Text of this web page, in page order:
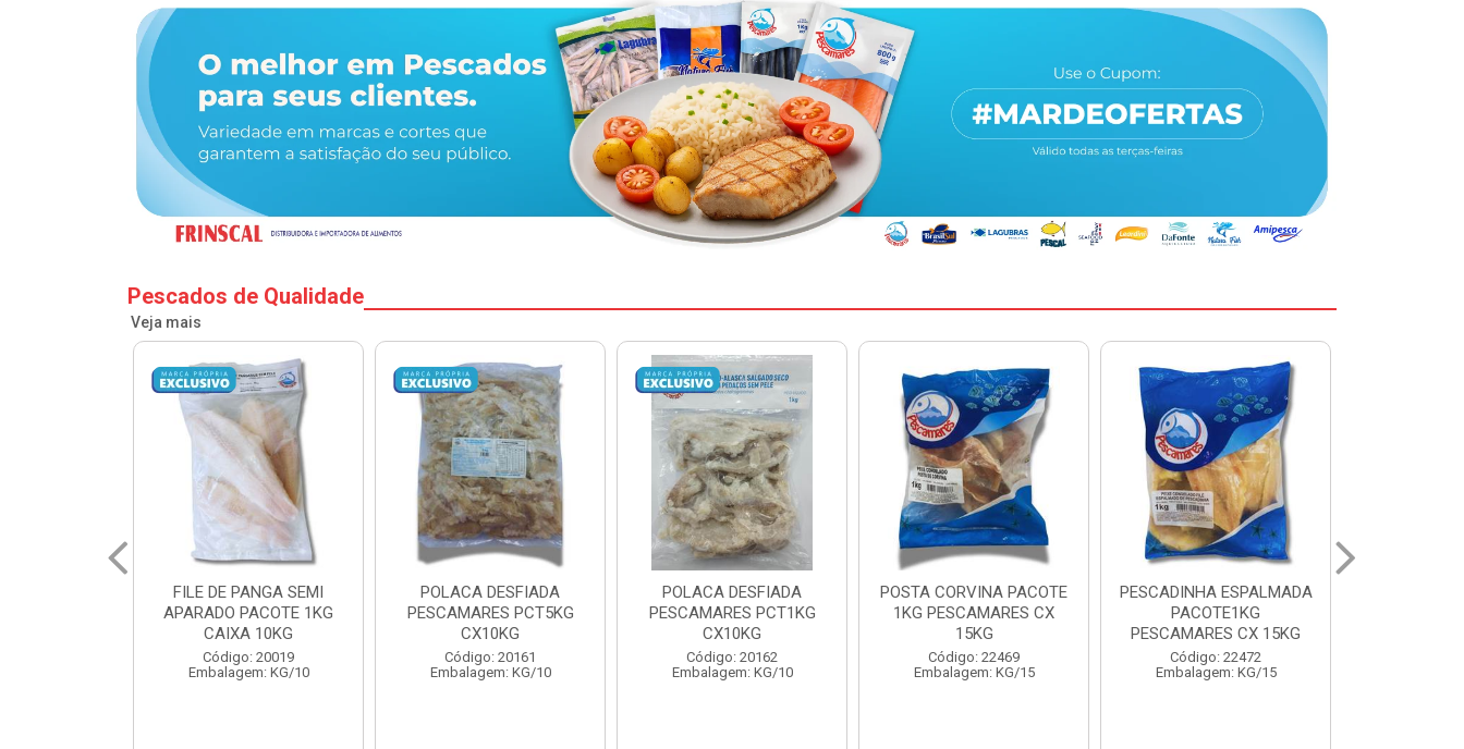
Pescados de Qualidade
Veja mais
POLACA DESFIADA
PESCAMARES PCT5KG
CX10KG
Código: 20161
Embalagem: KG/10
POLACA DESFIADA
PESCAMARES PCT1KG
CX10KG
Código: 20162
Embalagem: KG/10
POSTA CORVINA PACOTE
1KG PESCAMARES CX
15KG
Código: 22469
Embalagem: KG/15
PESCADINHA ESPALMADA
PACOTE1KG
PESCAMARES CX 15KG
Código: 22472
Embalagem: KG/15
FILE DE PANGA PREMIUM
PACOTE 1KG CAIXA 10KG
Código: 20021
Embalagem: KG/10